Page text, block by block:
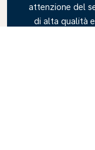
attenzione del
di alta qualità